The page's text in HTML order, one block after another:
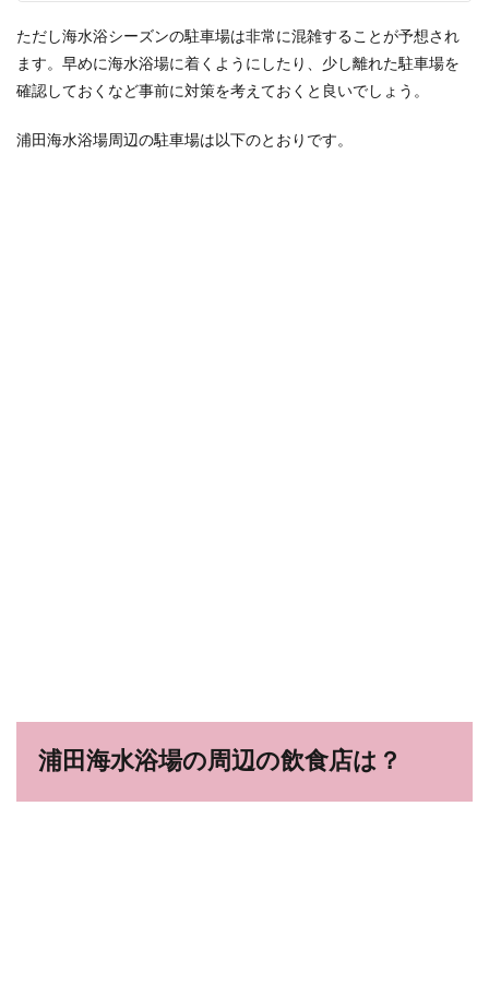
ただし海水浴シーズンの駐車場は非常に混雑することが予想され
ます。早めに海水浴場に着くようにしたり、少し離れた駐車場を
確認しておくなど事前に対策を考えておくと良いでしょう。
浦田海水浴場周辺の駐車場は以下のとおりです。
浦田海水浴場の周辺の飲食店は？